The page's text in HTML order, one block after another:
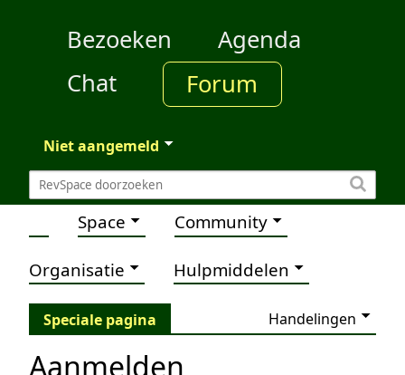
Bezoeken
Agenda
Chat
Forum
Niet aangemeld
Space Community
Organisatie Hulpmiddelen
Speciale pagina Handelingen
Aanmelden